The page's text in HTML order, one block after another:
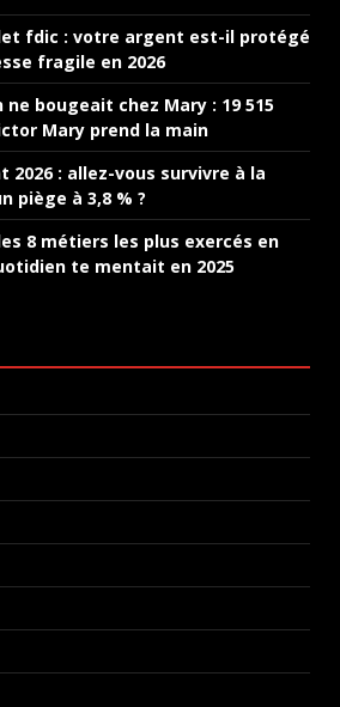
fdic : votre argent est-il protégé
fragile en 2026
bougeait chez Mary : 19 515
Mary prend la main
2026 : allez-vous survivre à la
piège à 3,8 % ?
8 métiers les plus exercés en
te mentait en 2025